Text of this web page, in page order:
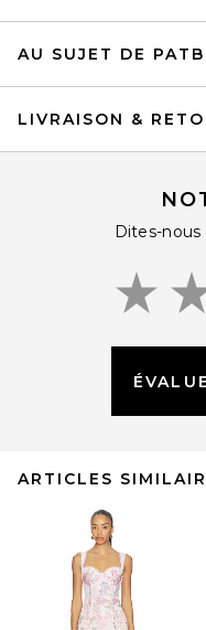
AU SUJET DE
LIVRAISON &
Dites-
ARTICLES